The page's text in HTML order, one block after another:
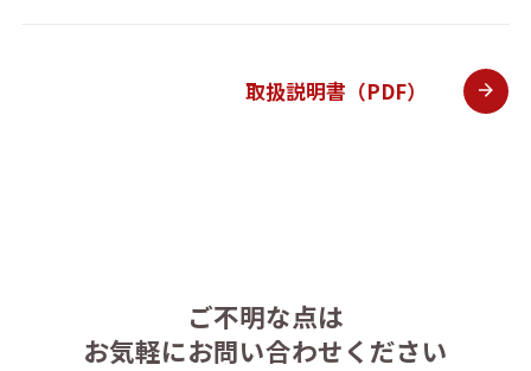
取扱説明書（PDF）
ご不明な点は
お気軽にお問い合わせください